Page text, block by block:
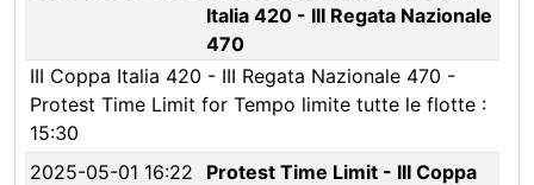
Italia 420 - III Regata Nazionale
470
III Coppa Italia 420 - III Regata Nazionale 470 -
Protest Time Limit for Tempo limite tutte le flotte :
15:30
2025-05-01 16:22
Protest Time Limit - III Coppa